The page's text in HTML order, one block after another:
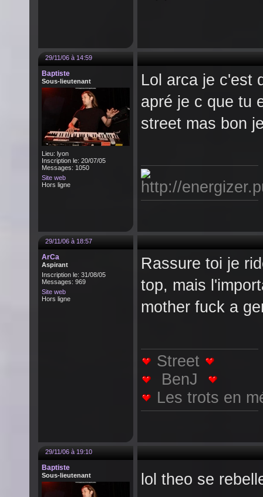
29/11/06 à 14:59
Baptiste
Sous-lieutenant
Lieu: lyon
Inscription le: 20/07/05
Messages: 1050
Site web
Hors ligne
Lol arca je c'est
apré je c que tu
street mas bon
29/11/06 à 18:57
ArCa
Aspirant
Inscription le: 31/08/05
Messages: 969
Site web
Hors ligne
Rassure toi je
top, mais
mother fuck a
Street
BenJ
Les trots en
29/11/06 à 19:10
Baptiste
Sous-lieutenant lol theo se